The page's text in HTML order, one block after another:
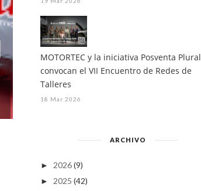
MOTORTEC y la iniciativa Posventa Plural
convocan el VII Encuentro de Redes de
Talleres
18 Mar 2026
ARCHIVO
► 2026 (9)
► 2025 (42)